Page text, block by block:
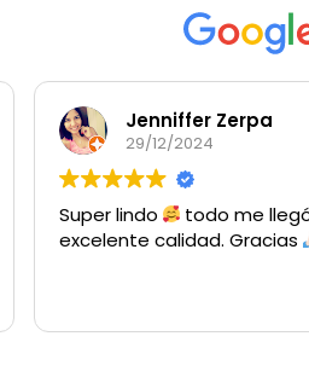
Jenniffer Zerpa
29/12/2024
Super lindo
todo me
excelente calidad. Gracias